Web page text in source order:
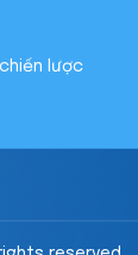
lược